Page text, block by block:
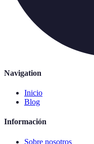
Navigation
Inicio
Blog
Información
Sobre nosotros